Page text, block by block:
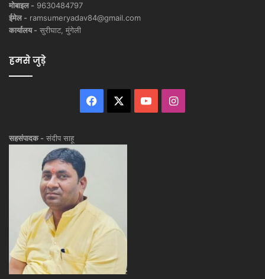
मोबाइल - 9630484797
ईमेल - ramsumeryadav84@gmail.com
कार्यालय - सुरीघाट, मुंगेली
हमसे जुड़े
Facebook YouTubeInstagram
सहसंपादक - संदीप साहू